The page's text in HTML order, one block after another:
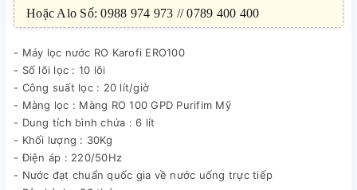
Hoặc Alo Số: 0988 974 973 // 0789 400 400
- Máy lọc nước RO Karofi ERO100
- Số lõi lọc : 10 lõi
- Công suất lọc : 20 lít/giờ
- Màng lọc : Màng RO 100 GPD Purifim Mỹ
- Dung tích bình chứa : 6 lít
- Khối lượng : 30Kg
- Điện áp : 220/50Hz
- Nước đạt chuẩn quốc gia về nước uống trực tiếp